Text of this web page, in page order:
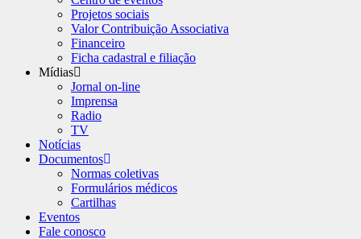
Projetos sociais
Valor Contribuição Associativa
Financeiro
Ficha cadastral e filiação
Mídias
Jornal on-line
Imprensa
Radio
TV
Notícias
Documentos
Normas coletivas
Formulários médicos
Cartilhas
Eventos
Fale conosco